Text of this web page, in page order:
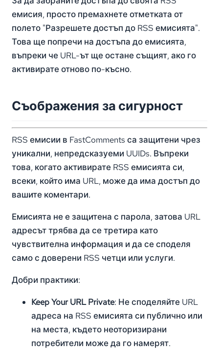
емисия, просто премахнете отметката от
полето "Разрешете достъп до RSS емисията".
Това ще попречи на достъпа до емисията,
въпреки че URL-ът ще остане същият, ако го
активирате отново по-късно.
Съображения за сигурност
RSS емисии в FastComments са защитени чрез
уникални, непредсказуеми UUIDs. Въпреки
това, когато активирате RSS емисията си,
всеки, който има URL, може да има достъп до
вашите коментари.
Емисията не е защитена с парола, затова URL
адресът трябва да се третира като
чувствителна информация и да се споделя
само с доверени RSS четци или услуги.
Добри практики:
Keep Your URL Private: Не споделяйте URL
адреса на RSS емисията си публично или
на места, където неоторизирани
потребители може да го намерят.